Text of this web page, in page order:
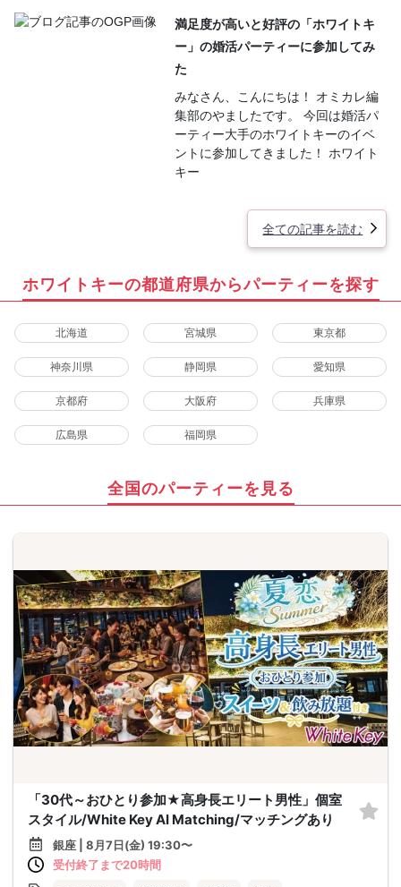
満足度が高いと好評の「ホワイトキ
ー」の婚活パーティーに参加してみ
た
みなさん、こんにちは！ オミカレ編
集部のやましたです。 今回は婚活パ
ーティー大手のホワイトキーのイベ
ントに参加してきました！ ホワイト
キー
全ての記事を読む
ホワイトキーの都道府県からパーティーを探す
北海道 宮城県 東京都
神奈川県 静岡県 愛知県
京都府 大阪府 兵庫県
広島県 福岡県
全国のパーティーを見る
「30代～おひとり参加★高身長エリート男性」個室
スタイル/White Key AI Matching/マッチングあり
銀座 | 8月7日(金) 19:30〜
受付終了まで20時間